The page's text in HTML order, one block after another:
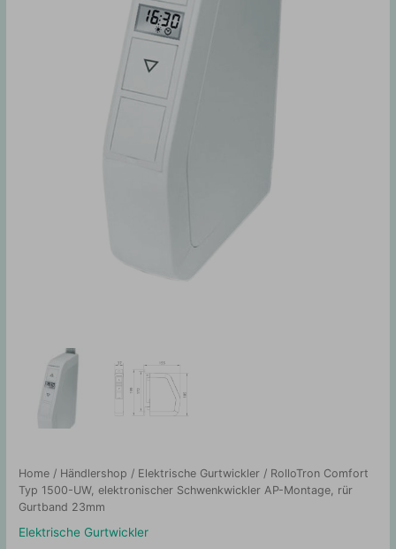
Home / Händlershop / Elektrische Gurtwickler / RolloTron Comfort
Typ 1500-UW, elektronischer Schwenkwickler AP-Montage, rür
Gurtband 23mm
Elektrische Gurtwickler